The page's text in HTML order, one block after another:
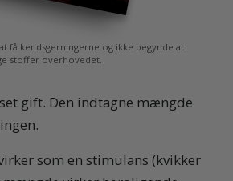
få kendsgerningerne og ikke begynde at
stoffer overhovedet.
gift. Den indtagne mængde
som en stimulans (kvikker